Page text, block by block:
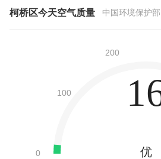
柯桥区今天空气质量 中国环境保护部
优